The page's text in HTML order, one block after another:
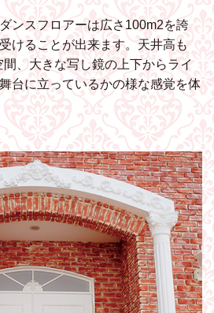
ンスフロアーは広さ100m2を誇
けることが出来ます。天井高も
、大きな写し鏡の上下からライ
台に立っているかの様な感覚を体